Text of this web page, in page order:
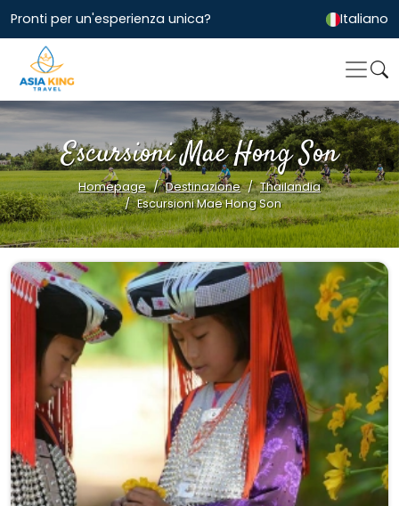
Pronti per un'esperienza unica? Italiano
Escursioni Mae Hong Son
Homepage Destinazione
Thailandia
Escursioni Mae Hong Son